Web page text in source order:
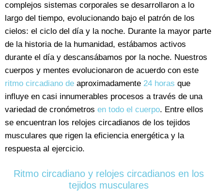
complejos sistemas corporales se desarrollaron a lo
largo del tiempo, evolucionando bajo el patrón de los
cielos: el ciclo del día y la noche. Durante la mayor parte
de la historia de la humanidad, estábamos activos
durante el día y descansábamos por la noche. Nuestros
cuerpos y mentes evolucionaron de acuerdo con este
ritmo circadiano de aproximadamente 24 horas que
influye en casi innumerables procesos a través de una
variedad de cronómetros en todo el cuerpo. Entre ellos
se encuentran los relojes circadianos de los tejidos
musculares que rigen la eficiencia energética y la
respuesta al ejercicio.
Ritmo circadiano y relojes circadianos en los
tejidos musculares